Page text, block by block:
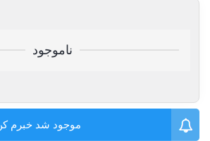
ناموجود
موجود شد خبرم